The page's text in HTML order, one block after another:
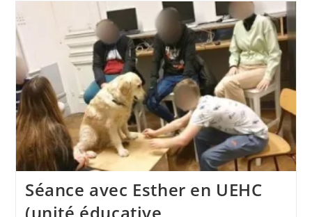
De
Réanimation
L’hôpital
Par
L’AFTAA
Séance avec Esther en UEHC
(unité éducative